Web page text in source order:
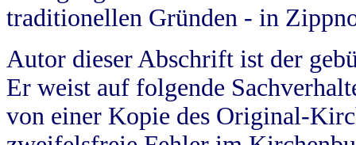
traditionellen Gründen - in
Autor dieser Abschrift ist der
Er weist auf folgende
von einer Kopie des Original-